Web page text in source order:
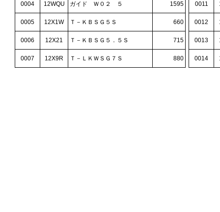
0004 12WQU ガイド Ｗ０２ ５ 1595 0011
0005 12X1W Ｔ－ＫＢＳＧ５Ｓ 660 0012
0006 12X21 Ｔ－ＫＢＳＧ５．５Ｓ 715 0013
0007 12X9R Ｔ－ＬＫＷＳＧ７Ｓ 880 0014